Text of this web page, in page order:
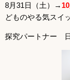
8月31日（土）→
どものやる気スイ
探究パートナー